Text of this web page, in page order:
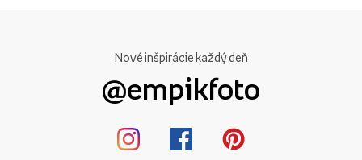
Nové inšpirácie každý deň
@empikfoto